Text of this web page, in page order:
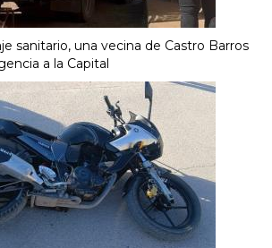
sanitario, una vecina de Castro Barros
a la Capital